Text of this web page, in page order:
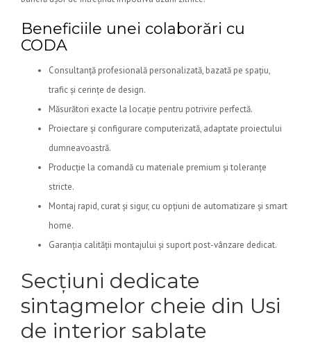
Beneficiile unei colaborări cu
CODA
Consultanță profesională personalizată, bazată pe spațiu,
trafic și cerințe de design.
Măsurători exacte la locație pentru potrivire perfectă.
Proiectare și configurare computerizată, adaptate proiectului
dumneavoastră.
Producție la comandă cu materiale premium și toleranțe
stricte.
Montaj rapid, curat și sigur, cu opțiuni de automatizare și smart
home.
Garanția calității montajului și suport post-vânzare dedicat.
Secțiuni dedicate
sintagmelor cheie din Usi
de interior sablate